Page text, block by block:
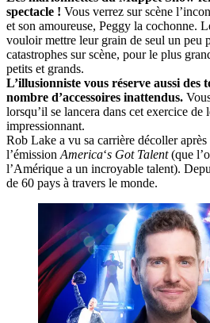
spectacle ! Vous verrez sur scène
et son amoureuse, Peggy la cochonne.
vouloir mettre leur grain de seul un peu
catastrophes sur scène, pour le plus
petits et grands.
L’illusionniste vous réserve aussi des
nombre d’accessoires inattendus.
lorsqu’il se lancera dans cet exercice
impressionnant.
Rob Lake a vu sa carrière décoller après
l’émission America‘s Got Talent(que
l’Amérique a un incroyable talent).
de 60 pays à travers le monde.